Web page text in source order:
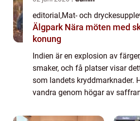
editorial,Mat- och
Älgpark Nära möten med skogens
konung
Indien är en explosion av
smaker, och få platser visar
som landets kryddmarknader.
vandra genom högar av
och s...